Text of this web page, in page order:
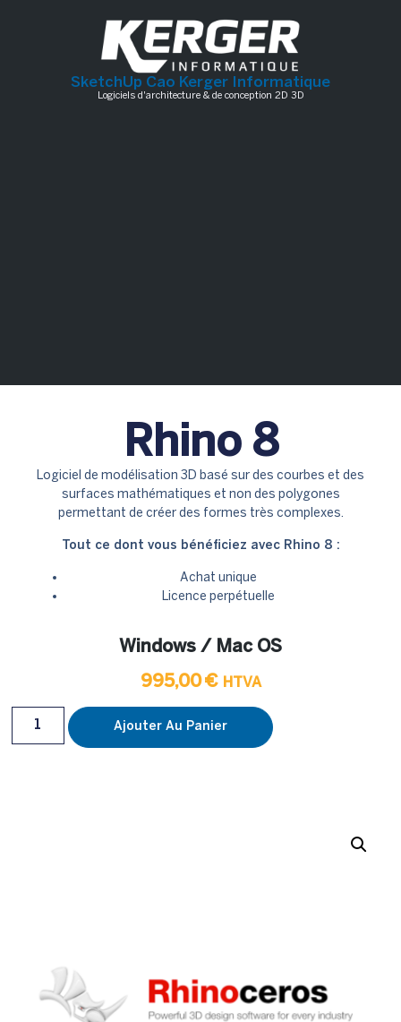
SketchUp Cao Kerger Informatique
Logiciels d'architecture & de conception 2D 3D
Rhino 8
Logiciel de modélisation 3D basé sur des courbes et des
surfaces mathématiques et non des polygones
permettant de créer des formes très complexes.
Tout ce dont vous bénéficiez avec Rhino 8 :
Achat unique
Licence perpétuelle
Windows / Mac OS
995,00€ HTVA
Ajouter Au Panier